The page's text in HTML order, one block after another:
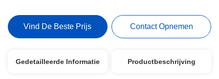
Vind De Beste Prijs Contact Opnemen
Gedetailleerde Informatie Productbeschrijving